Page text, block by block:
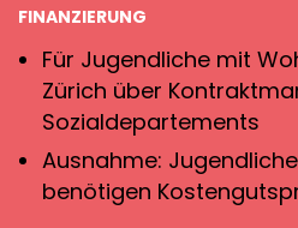
FINANZIERUNG
Für Jugendliche mit
Zürich über
Sozialdepartements
Ausnahme:
benötigen